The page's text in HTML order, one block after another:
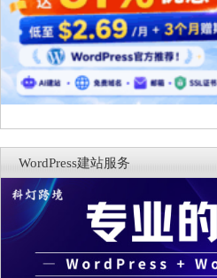
WordPress建站服务